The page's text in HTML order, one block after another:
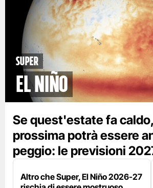
Super
El Niño
Se quest'estate fa
prossima potrà essere
peggio: le previsioni
Altro che Super, El Niño 2026-27